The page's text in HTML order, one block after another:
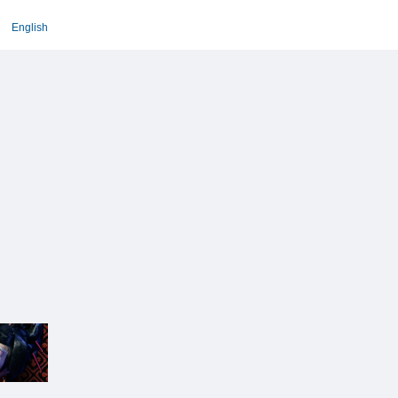
English